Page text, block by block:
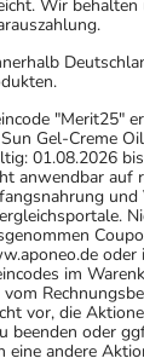
Wir
"Merit25"
Gel-Creme
01.08.2026
anwendbar auf
oder
im
vor, die
beenden oder
eine andere